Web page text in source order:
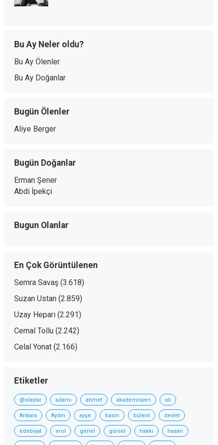
Bu Ay Neler oldu?
Bu Ay Ölenler
Bu Ay Doğanlar
Bugün Ölenler
Aliye Berger
Bugün Doğanlar
Erman Şener
Abdi İpekçi
Bugun Olanlar
En Çok Görüntülenen
Semra Savaş (3.618)
Suzan Ustan (2.859)
Uzay Heparı (2.291)
Cemal Tollu (2.242)
Celal Yonat (2.166)
Etiketler
@olaylar adamı ahmet akademisyen ali
Ankara Aydın ayşe basın bülent devlet
edebiyat erol genel görsel hakkı hasan